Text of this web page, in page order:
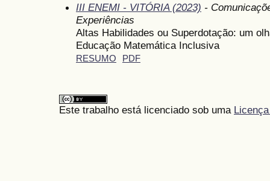
III ENEMI - VITÓRIA (2023) -
Experiências
Altas Habilidades ou Superdotação: um
Educação Matemática Inclusiva
RESUMO PDF
Este trabalho está licenciado sob uma